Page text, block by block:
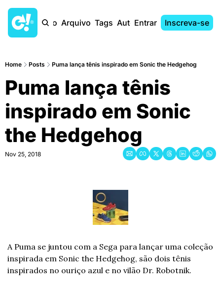
Início Arquivo Tags AutoresEntrar Inscreva-se
Home Posts Puma lança tênis inspirado em Sonic the Hedgehog
Puma lança tênis
inspirado em Sonic
the Hedgehog
Nov 25, 2018
A Puma se juntou com a Sega para lançar uma coleção
inspirada em Sonic the Hedgehog, são dois tênis
inspirados no ouriço azul e no vilão Dr. Robotnik.